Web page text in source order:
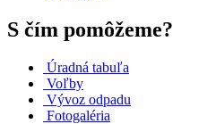
S čím pomôžeme?
Úradná tabuľa
Voľby
Vývoz odpadu
Fotogaléria